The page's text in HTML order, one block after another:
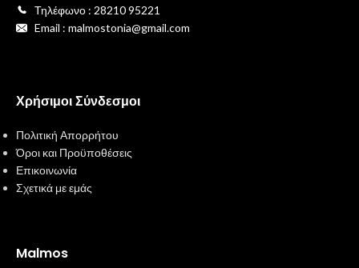
Τηλέφωνο : 28210 95221
Email : malmostonia@gmail.com
Χρήσιμοι Σύνδεσμοι
Πολιτική Απορρήτου
Όροι και Προϋποθέσεις
Επικοινωνία
Σχετικά με εμάς
Malmos